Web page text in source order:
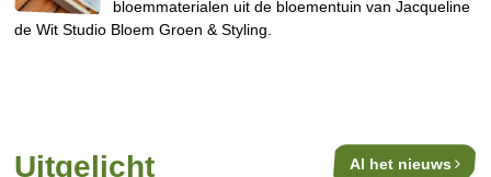
bloemmaterialen uit de bloementuin van Jacqueline
de Wit Studio Bloem Groen & Styling.
Uitgelicht Al het nieuws